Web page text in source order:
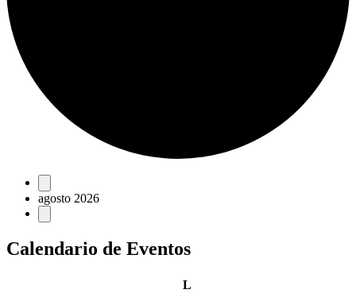
Eventos
agosto 2026
Calendario de Eventos
Llunes